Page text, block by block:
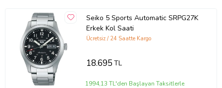
Seiko 5 Sports Automatic SRPG27K
Erkek Kol Saati
Ücretsiz / 24 Saatte Kargo
18.695TL
1994,13 TL'den Başlayan Taksitlerle